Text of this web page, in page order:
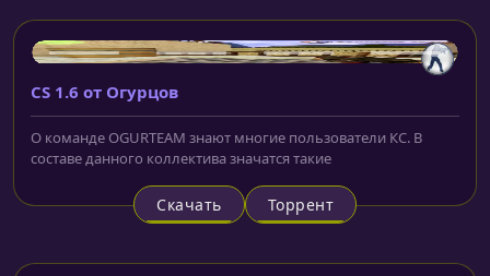
CS 1.6 от Огурцов
О команде OGURTEAM знают многие пользователи КС. В
составе данного коллектива значатся такие
Скачать Торрент